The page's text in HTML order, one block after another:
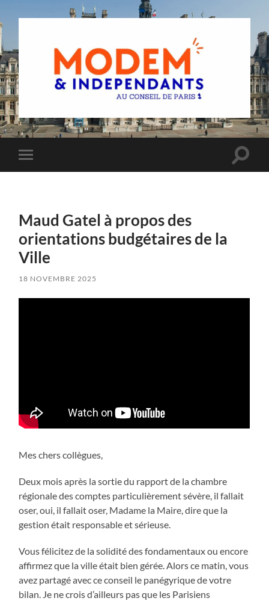
Groupe
MoDem
et
de
Toggle
mobile
Toggle
Maud Gatel à propos des
orientations budgétaires de la
Ville
18 NOVEMBRE 2025
Mes chers collègues,
Deux mois après la sortie du rapport de la chambre
régionale des comptes particulièrement sévère, il fallait
oser, oui, il fallait oser, Madame la Maire, dire que la
gestion était responsable et sérieuse.
Vous félicitez de la solidité des fondamentaux ou encore
affirmez que la ville était bien gérée. Alors ce matin, vous
avez partagé avec ce conseil le panégyrique de votre
bilan. Je ne crois d’ailleurs pas que les Parisiens